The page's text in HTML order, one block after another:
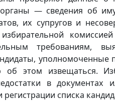
— сведения об
их супругов и
требованиям,
уполномоченные
об этом извещаться.
в документах
списка